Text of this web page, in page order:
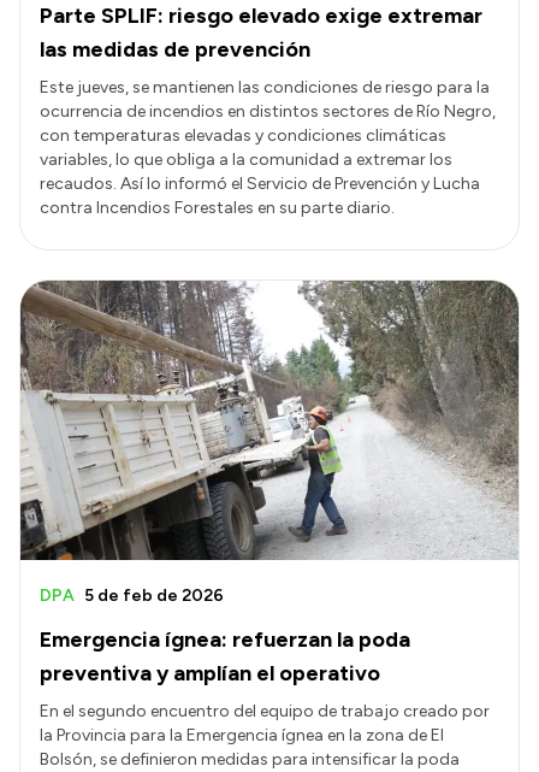
Convocatorias
Intranet
Login
Parte SPLIF: riesgo elevado exige extremar
las medidas de prevención
Este jueves, se mantienen las condiciones de riesgo para la
ocurrencia de incendios en distintos sectores de Río Negro,
con temperaturas elevadas y condiciones climáticas
variables, lo que obliga a la comunidad a extremar los
recaudos. Así lo informó el Servicio de Prevención y Lucha
contra Incendios Forestales en su parte diario.
Emergencia ígnea: refuerzan la poda
preventiva y amplían el operativo
DPA 5 de feb de 2026
En el segundo encuentro del equipo de trabajo creado por
la Provincia para la Emergencia ígnea en la zona de El
Bolsón, se definieron medidas para intensificar la poda